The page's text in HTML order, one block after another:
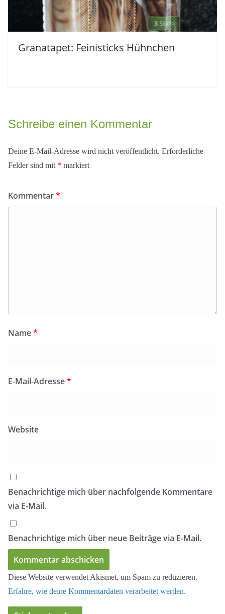
Granatapet: Feinisticks Hühnchen
Schreibe einen Kommentar
Deine E-Mail-Adresse wird nicht veröffentlicht. Erforderliche
Felder sind mit * markiert
Kommentar*
Name*
E-Mail-Adresse*
Website
Benachrichtige mich über nachfolgende Kommentare
via E-Mail.
Benachrichtige mich über neue Beiträge via E-Mail.
Diese Website verwendet Akismet, um Spam zu reduzieren.
Erfahre, wie deine Kommentardaten verarbeitet werden.